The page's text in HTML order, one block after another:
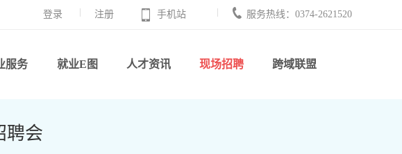
登录 注册 手机站 服务热线：0374-2621520
服务 就业E图 人才资讯 现场招聘 跨域联盟
聘会